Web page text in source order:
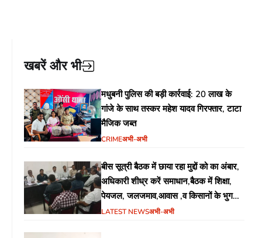
खबरें और भी
मधुबनी पुलिस की बड़ी कार्रवाई: 20 लाख के
गांजे के साथ तस्कर महेश यादव गिरफ्तार, टाटा
मैजिक जब्त
CRIMEअभी-अभी
बीस सूत्री बैठक में छाया रहा मुद्दों को का अंबार,
अधिकारी शीध्र करें समाधान,बैठक में शिक्षा,
पेयजल, जलजमाव,आवास ,व किसानों के भुगतान
का उठा मुद्दा
LATEST NEWSअभी-अभी